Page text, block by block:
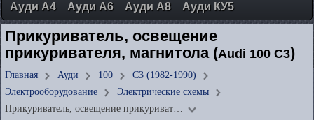
Ауди А4
Ауди А6 Ауди А8 Ауди КУ5
Прикуриватель, освещение
прикуривателя, магнитола (Audi 100 C3)
Главная Ауди 100
C3 (1982-1990)
Электрооборудование
Электрические схемы
Прикуриватель, освещение прикуриват…